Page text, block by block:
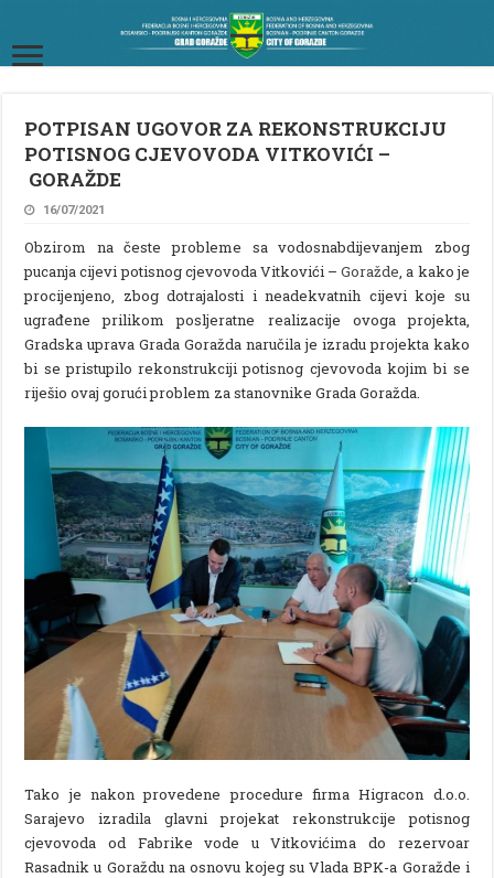
POTPISAN UGOVOR ZA REKONSTRUKCIJU
POTISNOG CJEVOVODA VITKOVIĆI –
GORAŽDE
16/07/2021
Obzirom na česte probleme sa vodosnabdijevanjem zbog
pucanja cijevi potisnog cjevovoda Vitkovići –Goražde , a kako je
procijenjeno, zbog dotrajalosti i neadekvatnih cijevi koje su
ugrađene prilikom posljeratne realizacije ovoga projekta,
Gradska uprava Grada Goražda naručila je izradu projekta kako
bi se pristupilo rekonstrukciji potisnog cjevovoda kojim bi se
riješio ovaj gorući problem za stanovnike Grada Goražda.
Tako je nakon provedene procedure firma Higracon d.o.o.
Sarajevo izradila glavni projekat rekonstrukcije potisnog
cjevovoda od Fabrike vode u Vitkovićima do rezervoar
Rasadnik u Goraždu na osnovu kojeg su Vlada BPK-a Goražde i